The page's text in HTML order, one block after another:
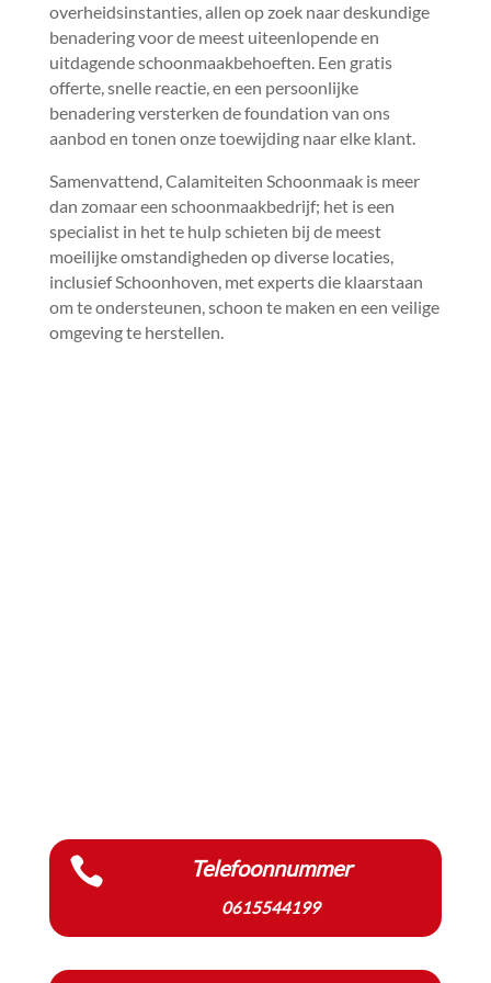
overheidsinstanties, allen op zoek naar deskundige
benadering voor de meest uiteenlopende en
uitdagende schoonmaakbehoeften.​ Een gratis
offerte, snelle reactie, en een persoonlijke
benadering versterken de foundation van ons
aanbod en tonen onze toewijding naar elke klant.​
Samenvattend, Calamiteiten Schoonmaak is meer
dan zomaar een schoonmaakbedrijf; het is een
specialist in het te hulp schieten bij de meest
moeilijke omstandigheden op diverse locaties,
inclusief Schoonhoven, met experts die klaarstaan
om te ondersteunen, schoon te maken en een veilige
omgeving te herstellen.​
 Telefoonnummer
0615544199